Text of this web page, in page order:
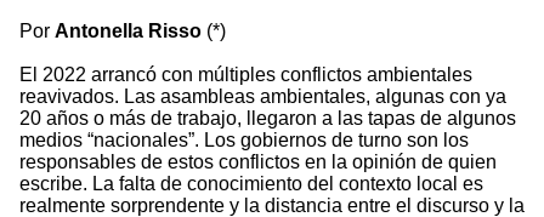
Por Antonella Risso (*)
El 2022 arrancó con múltiples conflictos ambientales
reavivados. Las asambleas ambientales, algunas con ya
20 años o más de trabajo, llegaron a las tapas de algunos
medios “nacionales”. Los gobiernos de turno son los
responsables de estos conflictos en la opinión de quien
escribe. La falta de conocimiento del contexto local es
realmente sorprendente y la distancia entre el discurso y la